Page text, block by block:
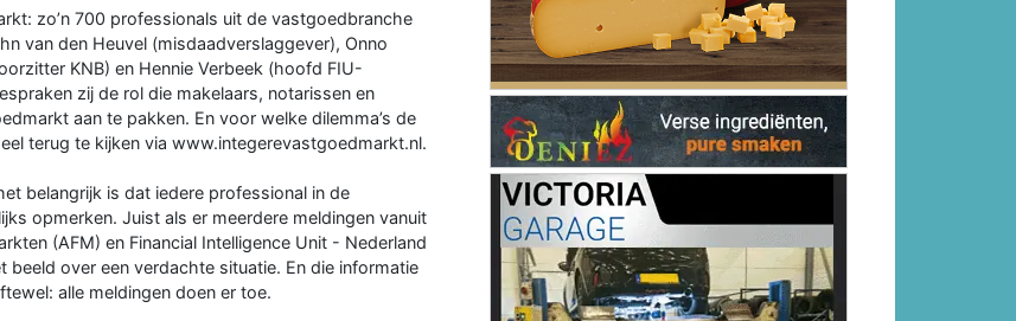
zo’n 700 professionals uit de vastgoedbranche
van den Heuvel (misdaadverslaggever), Onno
KNB) en Hennie Verbeek (hoofd FIU-
zij de rol die makelaars, notarissen en
aan te pakken. En voor welke dilemma’s de
terug te kijken via www.integerevastgoedmarkt.nl.
belangrijk is dat iedere professional in de
opmerken. Juist als er meerdere meldingen vanuit
(AFM) en Financial Intelligence Unit - Nederland
over een verdachte situatie. En die informatie
alle meldingen doen er toe.